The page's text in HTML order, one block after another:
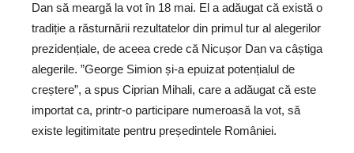
Dan să meargă la vot în 18 mai. El a adăugat că există o
tradiție a răsturnării rezultatelor din primul tur al alegerilor
prezidențiale, de aceea crede că Nicușor Dan va câștiga
alegerile. ”George Simion și-a epuizat potențialul de
creștere”, a spus Ciprian Mihali, care a adăugat că este
importat ca, printr-o participare numeroasă la vot, să
existe legitimitate pentru președintele României.